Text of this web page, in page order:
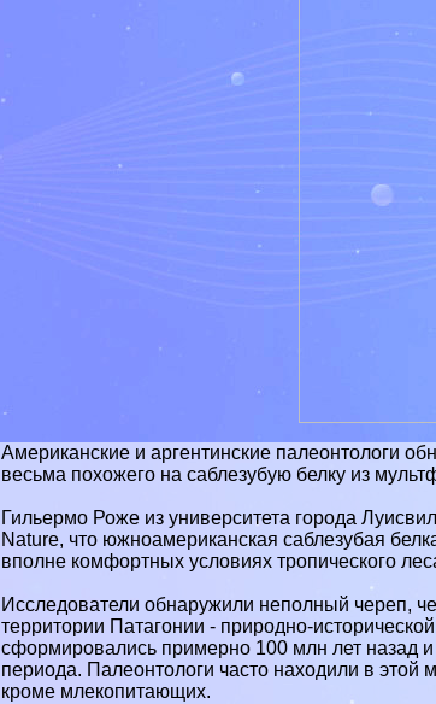
Американские и аргентинские палеонтологи
весьма похожего на саблезубую белку из
Гильермо Роже из университета города
Nature, что южноамериканская саблезубая
вполне комфортных условиях тропического
Исследователи обнаружили неполный череп,
территории Патагонии - природно-
сформировались примерно 100 млн лет назад
периода. Палеонтологи часто находили в этой
кроме млекопитающих.